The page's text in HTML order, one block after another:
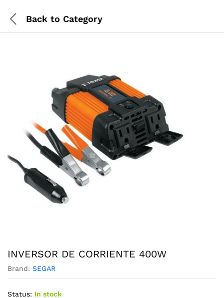
Back to Category
INVERSOR DE CORRIENTE 400W
Brand: SEGAR
Status: In stock